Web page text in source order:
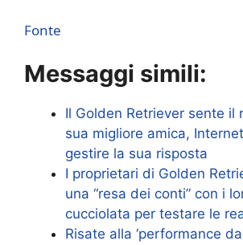
Fonte
Messaggi simili:
Il Golden Retriever sente il
sua migliore amica,
gestire la sua risposta
I proprietari di Golden
una “resa dei conti” con i
cucciolata per testare le
Risate alla ‘performance